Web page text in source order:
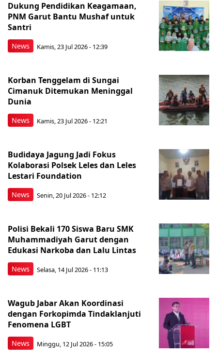
News
Dukung Pendidikan Keagamaan,
PNM Garut Bantu Mushaf untuk
Santri
Kamis, 23 Jul 2026 - 12:39
News
Korban Tenggelam di Sungai
Cimanuk Ditemukan Meninggal
Dunia
Kamis, 23 Jul 2026 - 12:21
News
Budidaya Jagung Jadi Fokus
Kolaborasi Polsek Leles dan Leles
Lestari Foundation
Senin, 20 Jul 2026 - 12:12
News
Polisi Bekali 170 Siswa Baru SMK
Muhammadiyah Garut dengan
Edukasi Narkoba dan Lalu Lintas
Selasa, 14 Jul 2026 - 11:13
News
Wagub Jabar Akan Koordinasi
dengan Forkopimda Tindaklanjuti
Fenomena LGBT
Minggu, 12 Jul 2026 - 15:05